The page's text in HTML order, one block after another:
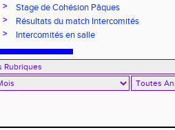
>
Stage de Cohésion Pâques
>
Résultats du match Intercomités
> Intercomités en salle